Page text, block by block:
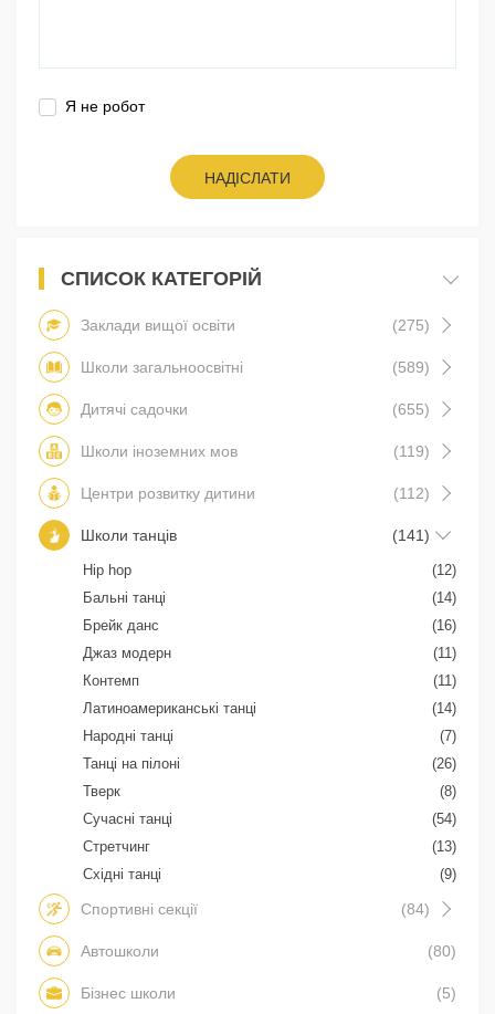
Я не робот
НАДІСЛАТИ
СПИСОК КАТЕГОРІЙ
Заклади вищої освіти (275)
Школи загальноосвітні (589)
Дитячі садочки (655)
Школи іноземних мов (119)
Центри розвитку дитини (112)
Школи танців (141)
Hip hop
(12)
Бальні танці
(14)
Брейк данс
(16)
Джаз модерн
(11)
Контемп
(11)
Латиноамериканські танці
(14)
Народні танці
(7)
Танці на пілоні
(26)
Тверк
(8)
Сучасні танці
(54)
Стретчинг
(13)
Східні танці
(9)
Спортивні секції (84)
Автошколи (80)
Бізнес школи (5)